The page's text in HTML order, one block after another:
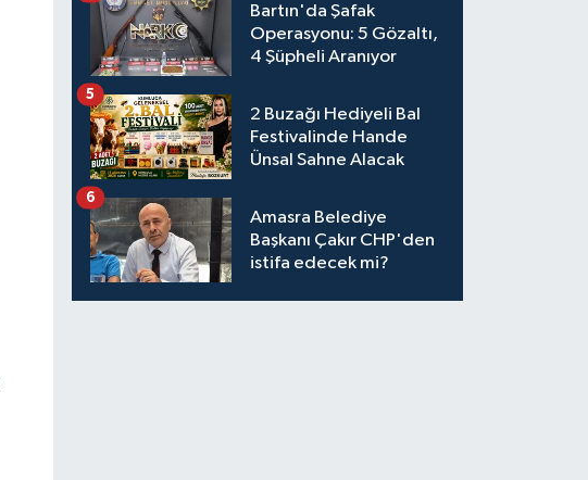
Bartın'da Şafak
Operasyonu: 5 Gözaltı,
4 Şüpheli Aranıyor
2 Buzağı Hediyeli Bal
Festivalinde Hande
Ünsal Sahne Alacak
5
Amasra Belediye
Başkanı Çakır CHP'den
istifa edecek mi?
6